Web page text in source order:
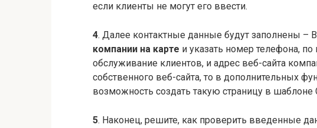
если клиенты не могут его ввести.
4. Далее контактные данные будут заполнены –
компании на карте и указать номер телефона,
обслуживание клиентов, и адрес веб-сайта
собственного веб-сайта, то в дополнительных
возможность создать такую страницу в шаблоне
5. Наконец, решите, как проверить введенные